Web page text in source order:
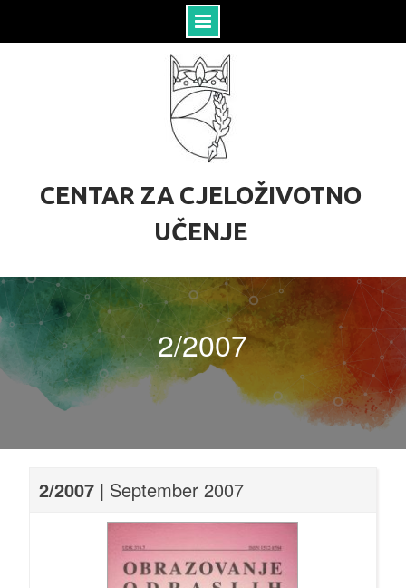
CENTAR ZA CJELOŽIVOTNO
UČENJE
2/2007
2/2007| September 2007